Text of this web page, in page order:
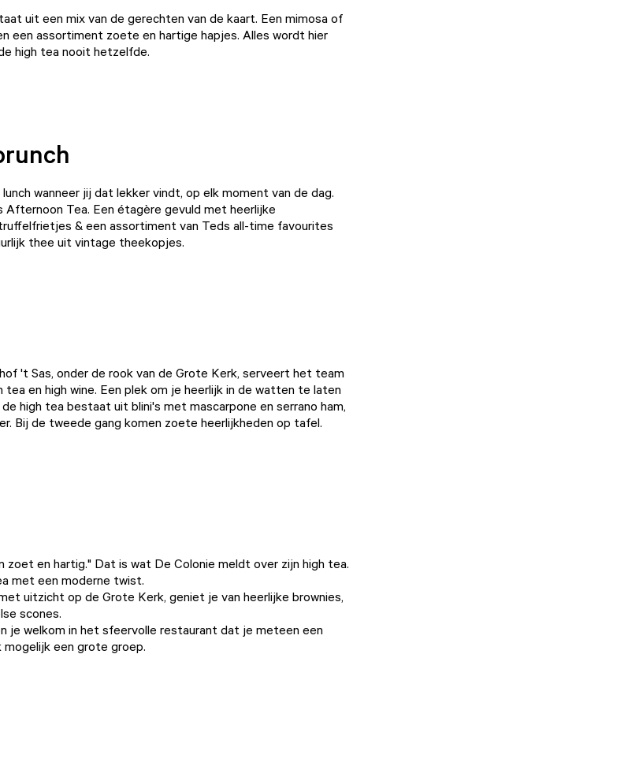
uit een mix van de gerechten van de kaart. Een mimosa of
een assortiment zoete en hartige hapjes. Alles wordt hier
high tea nooit hetzelfde.
wanneer jij dat lekker vindt, op elk moment van de dag.
Tea. Een étagère gevuld met heerlijke
& een assortiment van Teds all-time favourites
thee uit vintage theekopjes.
't Sas, onder de rook van de Grote Kerk, serveert het team
tea en high wine. Een plek om je heerlijk in de watten te laten
high tea bestaat uit blini's met mascarpone en serrano ham,
Bij de tweede gang komen zoete heerlijkheden op tafel.
en hartig." Dat is wat De Colonie meldt over zijn high tea.
met een moderne twist.
uitzicht op de Grote Kerk, geniet je van heerlijke brownies,
scones.
je welkom in het sfeervolle restaurant dat je meteen een
een grote groep.